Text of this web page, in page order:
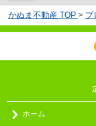
かぬま不動産 TOP > ブ
ホーム